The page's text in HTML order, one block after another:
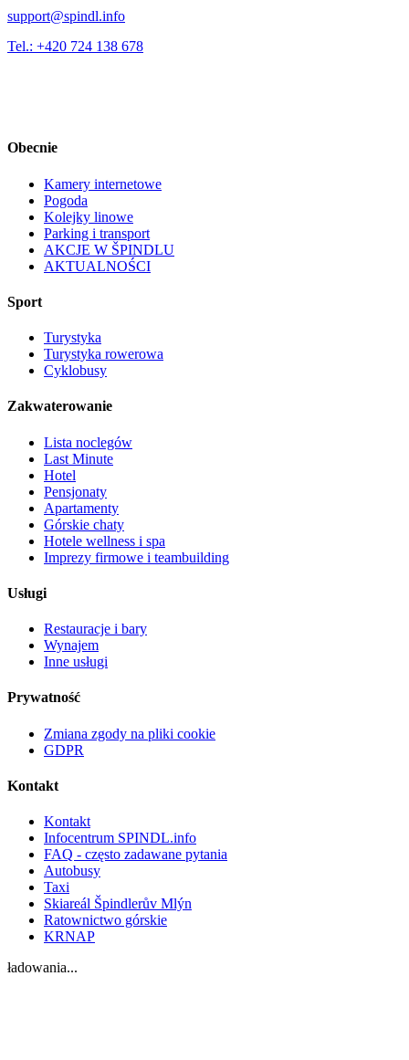
support@spindl.info
Tel.: +420 724 138 678
Obecnie
Kamery internetowe
Pogoda
Kolejky linowe
Parking i transport
AKCJE W ŠPINDLU
AKTUALNOŚCI
Sport
Turystyka
Turystyka rowerowa
Cyklobusy
Zakwaterowanie
Lista noclegów
Last Minute
Hotel
Pensjonaty
Apartamenty
Górskie chaty
Hotele wellness i spa
Imprezy firmowe i teambuilding
Usługi
Restauracje i bary
Wynajem
Inne usługi
Prywatność
Zmiana zgody na pliki cookie
GDPR
Kontakt
Kontakt
Infocentrum SPINDL.info
FAQ - często zadawane pytania
Autobusy
Taxi
Skiareál Špindlerův Mlýn
Ratownictwo górskie
KRNAP
ładowania...